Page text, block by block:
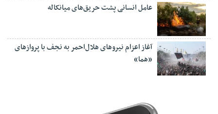
عامل انسانی پشت حریق‌های میانکاله
آغاز اعزام نیروهای هلال‌احمر به نجف با پروازهای
«هما»